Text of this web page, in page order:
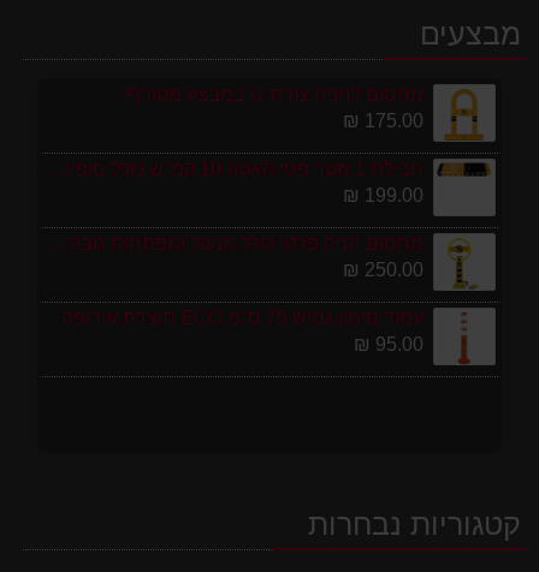
מבצעים
מחסום לחניה צורת U במבצע מטורף!
175.00 ₪
חבילת 1 מטר פסי האטה 10 קמ''ש כולל סופיות מפלסטיק
199.00 ₪
מחסום חניה פרטי כולל מנעול ומפתחות גובה 70 ס"מ
250.00 ₪
עמוד סימון גמיש 75 ס''מ ECO תוצרת אירופה
95.00 ₪
קטגוריות נבחרות